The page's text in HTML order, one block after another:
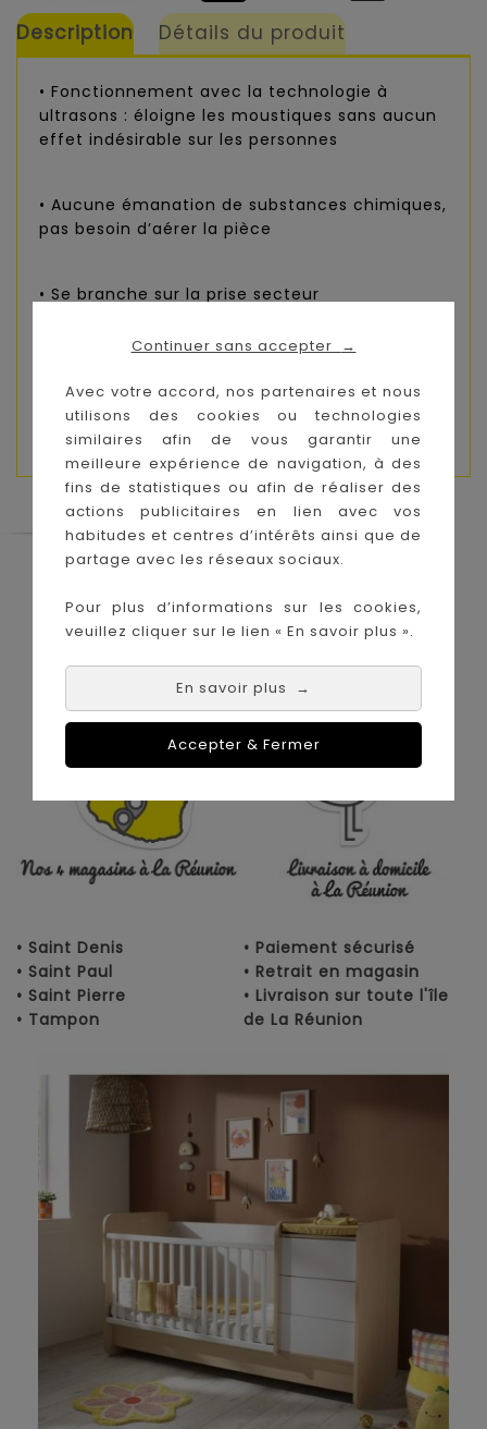
Continuer sans accepter →
Avec votre accord, nos partenaires et nous
utilisons des cookies ou technologies
similaires afin de vous garantir une
meilleure expérience de navigation, à des
fins de statistiques ou afin de réaliser des
actions publicitaires en lien avec vos
habitudes et centres d’intérêts ainsi que de
partage avec les réseaux sociaux.
Pour plus d’informations sur les cookies,
veuillez cliquer sur le lien « En savoir plus ».
En savoir plus →
Accepter & Fermer
Description Détails du produit
• Fonctionnement avec la technologie à
ultrasons : éloigne les moustiques sans aucun
effet indésirable sur les personnes
• Aucune émanation de substances chimiques,
pas besoin d’aérer la pièce
• Se branche sur la prise secteur
• Portée de fonctionnement : environ 2m
• Utilisable dès la naissance
Le Coin des Petits propose les plus
meilleurs prix sur l'île de la Réunion !
Nos magasins à
La Réunion :
Achat en ligne :
• Saint Denis
• Saint Paul
• Saint Pierre
• Tampon
• Paiement sécurisé
• Retrait en magasin
• Livraison sur toute l'île
de La Réunion